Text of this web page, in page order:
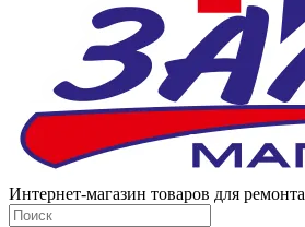
Интернет-магазин товаров для ремонта